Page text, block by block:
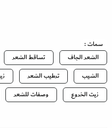
سمات :
الشعر الجاف
تساقط الشعر
الشيب
ترطيب الشعر
زيت الخروع
وصفات للشعر